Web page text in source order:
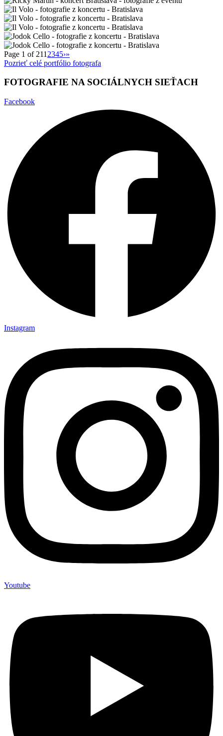
Page 1 of 211 2345›»
Pozrieť celé portfólio fotografa
FOTOGRAFIE NA SOCIÁLNYCH SIEŤACH
Facebook
Instagram
Youtube